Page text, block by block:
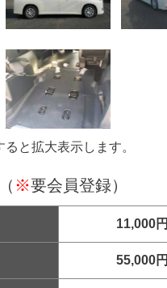
と拡大表示します。
（ ※要会員登録）
11,000円
55,000円